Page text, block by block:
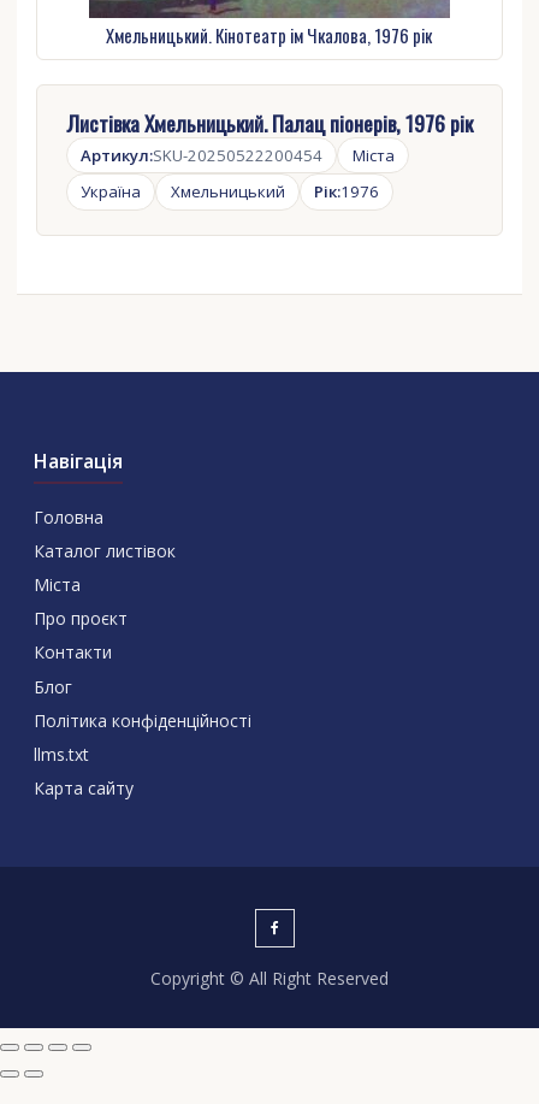
Листівка Хмельницький. Палац піонерів, 1976 рік
Артикул:SKU-20250522200454
Міста
Україна
Хмельницький Рік:1976
Хмельницький. Кінотеатр ім Чкалова, 1976 рік
Навігація
Головна
Каталог листівок
Міста
Про проєкт
Контакти
Блог
Політика конфіденційності
llms.txt
Карта сайту
Copyright © All Right Reserved